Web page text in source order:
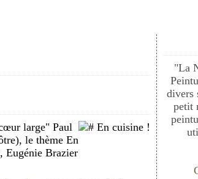
large" Paul
le thème En
Eugénie Brazier
"La
divers
petit